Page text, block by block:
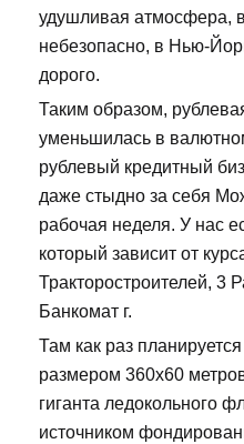
удушливая атмосфера,
небезопасно, в Нью-
дорого.
Таким образом,
уменьшилась в
рублевый кредитный
даже стыдно за себя
рабочая неделя. У нас
который зависит от
Тракторостроителей, 3
Банкомат г.
Там как раз
размером 360х60
гиганта ледокольного
источником